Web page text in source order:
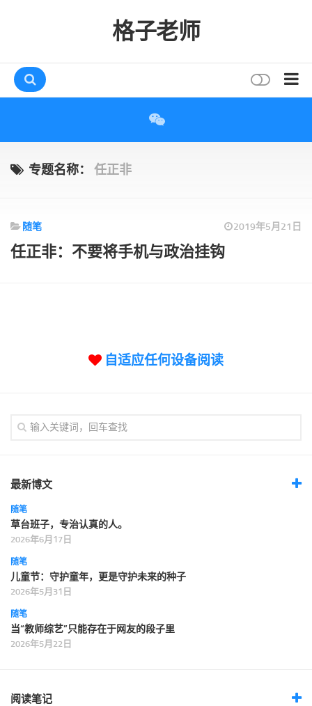
格子老师
互动
友情链接
专题名称： 任正非
随笔 2019年5月21日
任正非：不要将手机与政治挂钩
自适应任何设备阅读
最新博文
随笔
草台班子，专治认真的人。
2026年6月17日
随笔
儿童节：守护童年，更是守护未来的种子
2026年5月31日
随笔
当“教师综艺”只能存在于网友的段子里
2026年5月22日
阅读笔记